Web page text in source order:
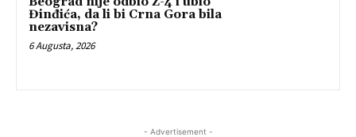
Đinđića, da li bi Crna Gora bila
nezavisna?
6 Augusta, 2026
- Advertisement -